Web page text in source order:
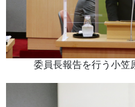
委員長報告を行う小笠